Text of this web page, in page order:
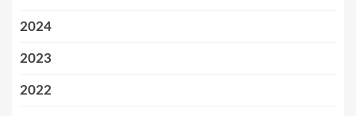
2024
2023
2022